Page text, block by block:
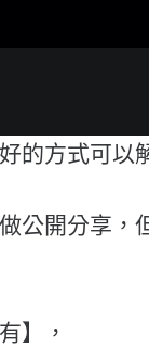
的方式可以
公開分享，
】，